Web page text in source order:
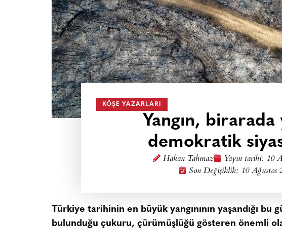
KÖŞE YAZARLARI
Yangın, birarada
demokratik
Hakan Tahmaz Yayın tarihi: 10
Son Değişiklik: 10 Ağustos
Türkiye tarihinin en büyük yangınının yaşandığı
bulunduğu çukuru, çürümüşlüğü gösteren önemli